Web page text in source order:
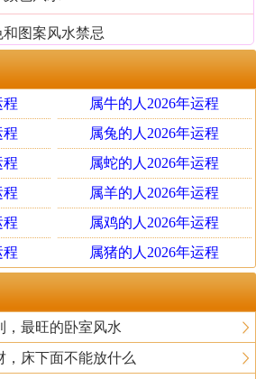
图案风水禁忌
程
属牛的人2026年运程
程
属兔的人2026年运程
程
属蛇的人2026年运程
程
属羊的人2026年运程
程
属鸡的人2026年运程
程
属猪的人2026年运程
，最旺的卧室风水
，床下面不能放什么